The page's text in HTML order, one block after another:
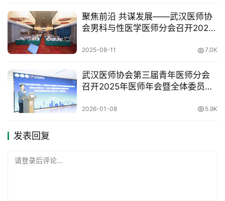
聚焦前沿 共谋发展——武汉医师协
会男科与性医学医师分会召开2025
2025-08-11 7.0K
武汉医师协会第三届青年医师分会
召开2025年医师年会暨全体委员会
2026-01-08 5.9K
发表回复
请登录后评论...